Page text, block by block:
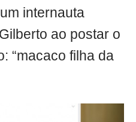
internauta
ao postar o
“macaco filha da